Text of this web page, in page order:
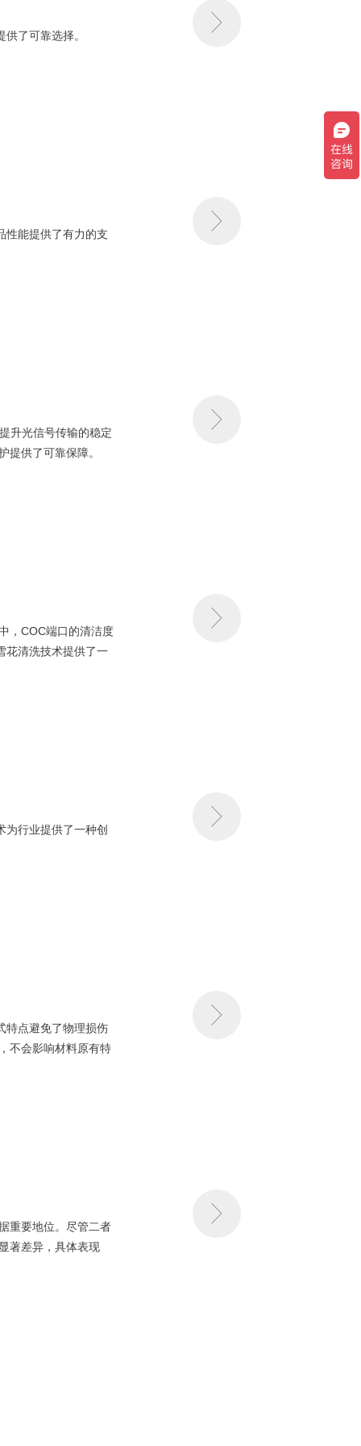
了可靠选择。
性能提供了有力的支
升光信号传输的稳定
提供了可靠保障。
，COC端口的清洁度
花清洗技术提供了一
为行业提供了一种创
特点避免了物理损伤
不会影响材料原有特
重要地位。尽管二者
著差异，具体表现